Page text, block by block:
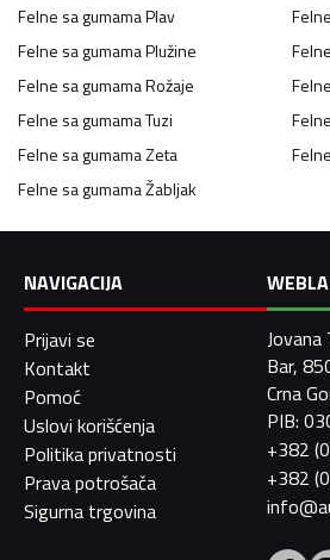
Felne sa gumamaPlav
Felne sa gumamaPlužine
Felne sa gumamaRožaje
Felne sa gumamaTuzi
Felne sa gumamaZeta
Felne sa gumamaŽabljak
NAVIGACIJA
Prijavi se
Kontakt
Pomoć
Uslovi korišćenja
Politika privatnosti
Prava potrošača
Sigurna trgovina
Bar,
Crna
PIB:
+382
+382